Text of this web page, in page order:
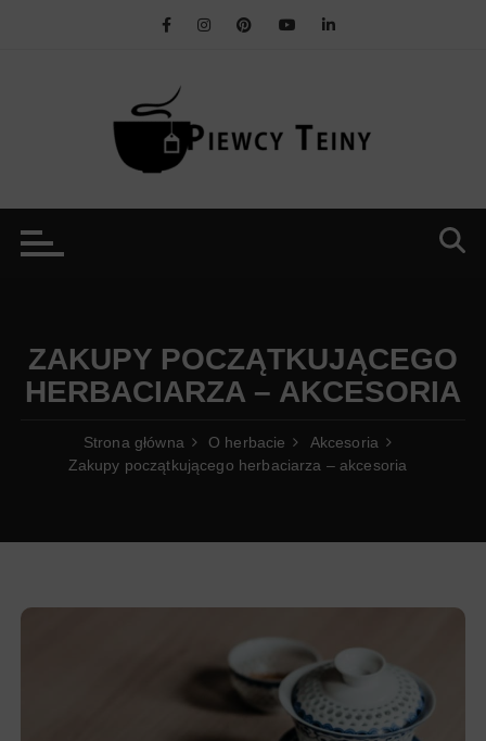
ZAKUPY POCZĄTKUJĄCEGO
HERBACIARZA – AKCESORIA
Strona główna O herbacie
Akcesoria
Zakupy początkującego herbaciarza – akcesoria